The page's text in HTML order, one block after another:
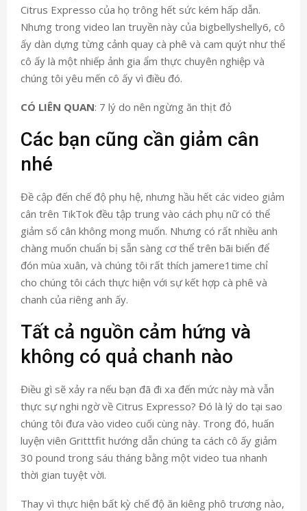
Citrus Expresso của họ trông hết sức kém hấp dẫn.
Nhưng trong video lan truyền này của bigbellyshelly6, cô
ấy dàn dựng từng cảnh quay cà phê và cam quýt như thể
cô ấy là một nhiếp ảnh gia ẩm thực chuyên nghiệp và
chúng tôi yêu mến cô ấy vì điều đó.
CÓ LIÊN QUAN: 7 lý do nên ngừng ăn thịt đỏ
Các bạn cũng cần giảm cân
nhé
Đề cập đến chế độ phụ hệ, nhưng hầu hết các video giảm
cân trên TikTok đều tập trung vào cách phụ nữ có thể
giảm số cân không mong muốn. Nhưng có rất nhiều anh
chàng muốn chuẩn bị sẵn sàng cơ thể trên bãi biển để
đón mùa xuân, và chúng tôi rất thích jamere1time chỉ
cho chúng tôi cách thực hiện với sự kết hợp cà phê và
chanh của riêng anh ấy.
Tất cả nguồn cảm hứng và
không có quả chanh nào
Điều gì sẽ xảy ra nếu bạn đã đi xa đến mức này mà vẫn
thực sự nghi ngờ về Citrus Expresso? Đó là lý do tại sao
chúng tôi đưa vào video cuối cùng này. Trong đó, huấn
luyện viên Gritttfit hướng dẫn chúng ta cách cô ấy giảm
30 pound trong sáu tháng bằng một video tua nhanh
thời gian tuyệt vời.
Thay vì thực hiện bất kỳ chế độ ăn kiêng phô trương nào,